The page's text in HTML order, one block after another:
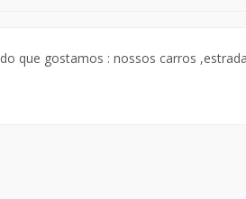
que gostamos : nossos carros